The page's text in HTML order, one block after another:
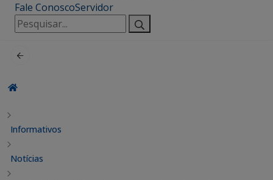
Fale ConoscoServidor
Pesquisar
por:
Informativos
Notícias